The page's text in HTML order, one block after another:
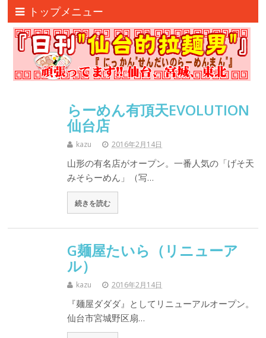
トップメニュー
らーめん有頂天EVOLUTION
仙台店
kazu 2016年2月14日
山形の有名店がオープン。一番人気の「げそ天
みそらーめん」（写…
続きを読む
G麺屋たいら（リニューア
ル）
kazu 2016年2月14日
『麺屋ダダダ』としてリニューアルオープン。
仙台市宮城野区扇…